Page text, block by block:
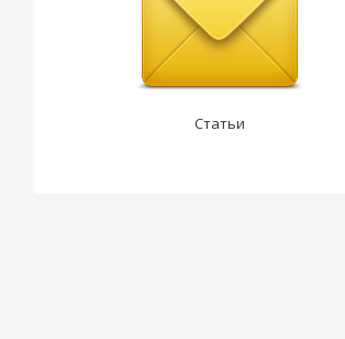
Статьи